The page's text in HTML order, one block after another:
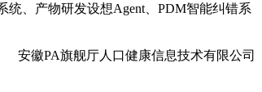
、产物研发设想Agent、PDM智能纠错系
安徽PA旗舰厅人口健康信息技术有限公司